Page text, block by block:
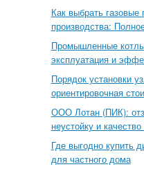
Как выбрать
производства:
Промышленные
эксплуатация и
Порядок установки
ориентировочная
ООО Лотан (ПИК):
неустойку и
Где выгодно купить
для частного дома